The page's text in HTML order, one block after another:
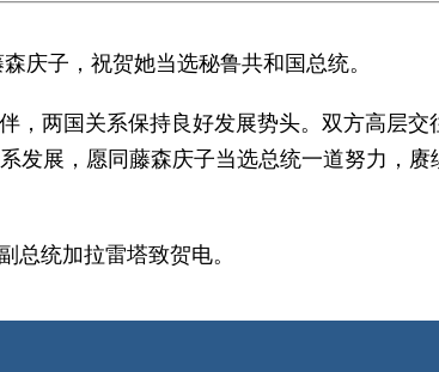
庆子，祝贺她当选秘鲁共和国总统。
，两国关系保持良好发展势头。双方高层
发展，愿同藤森庆子当选总统一道努力，
总统加拉雷塔致贺电。